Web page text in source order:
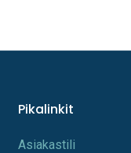
Pikalinkit
A​s​iakastili